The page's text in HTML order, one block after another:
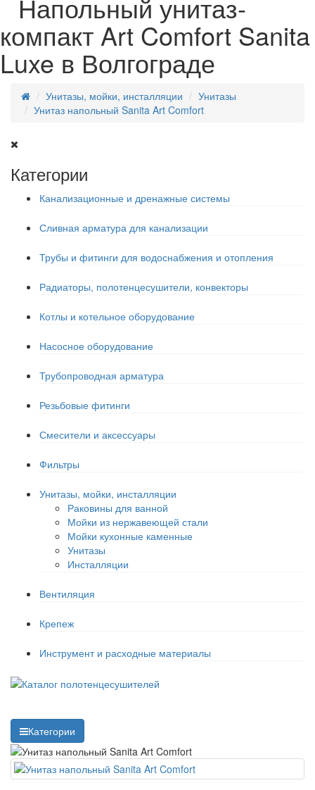
Напольный унитаз-
компакт Art Comfort Sanita
Luxe в Волгограде
Унитазы, мойки, инсталляции
Унитазы
Унитаз напольный Sanita Art Comfort
Категории
Канализационные и дренажные системы
Сливная арматура для канализации
Трубы и фитинги для водоснабжения и отопления
Радиаторы, полотенцесушители, конвекторы
Котлы и котельное оборудование
Насосное оборудование
Трубопроводная арматура
Резьбовые фитинги
Смесители и аксессуары
Фильтры
Унитазы, мойки, инсталляции
Раковины для ванной
Мойки из нержавеющей стали
Мойки кухонные каменные
Унитазы
Инсталляции
Вентиляция
Крепеж
Инструмент и расходные материалы
Категории